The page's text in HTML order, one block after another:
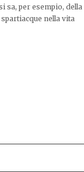
sa, per esempio, della
nella vita